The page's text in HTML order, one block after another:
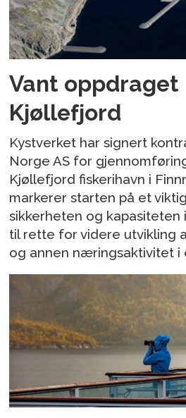
Vant oppdraget
Kjøllefjord
Kystverket har signert
Norge AS for
Kjøllefjord fiskerihavn i
markerer starten på et
sikkerheten og kapasiteten
til rette for videre utvikling
og annen næringsaktivitet i